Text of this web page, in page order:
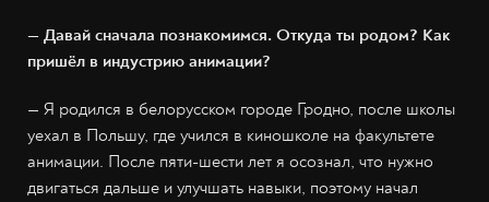
— Давай сначала познакомимся. Откуда ты родом? Как
пришёл в индустрию анимации?
— Я родился в белорусском городе Гродно, после школы
уехал в Польшу, где учился в киношколе на факультете
анимации. После пяти-шести лет я осознал, что нужно
двигаться дальше и улучшать навыки, поэтому начал